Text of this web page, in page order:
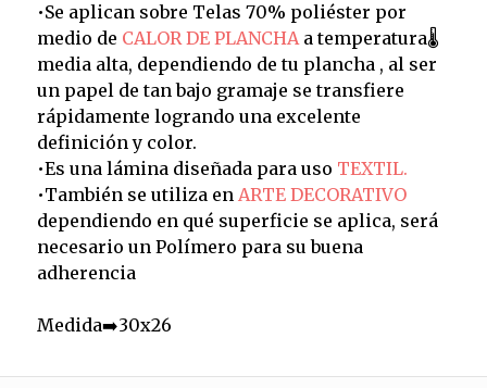
•Se aplican sobre Telas 70% poliéster por
medio de CALOR DE PLANCHA a temperatura🌡️
media alta, dependiendo de tu plancha , al ser
un papel de tan bajo gramaje se transfiere
rápidamente logrando una excelente
definición y color.
•Es una lámina diseñada para uso TEXTIL.
•También se utiliza enARTE DECORATIVO
dependiendo en qué superficie se aplica, será
necesario un Polímero para su buena
adherencia
Medida➡️30x26